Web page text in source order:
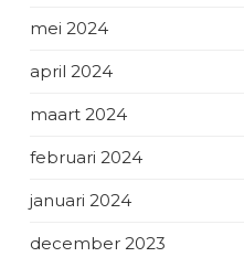
mei 2024
april 2024
maart 2024
februari 2024
januari 2024
december 2023